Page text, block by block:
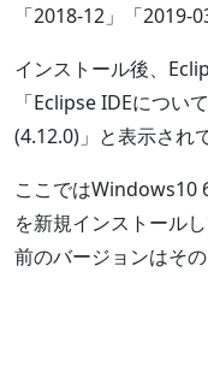
「2018-12」「2019-
インストール後、
「Eclipse IDEについ
(4.12.0)」と表示され
ここではWindows10
を新規インストール
前のバージョンはその